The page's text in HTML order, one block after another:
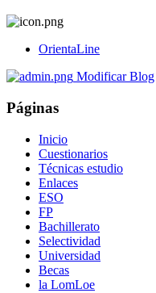
OrientaLine
Modificar Blog
Páginas
Inicio
Cuestionarios
Técnicas estudio
Enlaces
ESO
FP
Bachillerato
Selectividad
Universidad
Becas
la LomLoe